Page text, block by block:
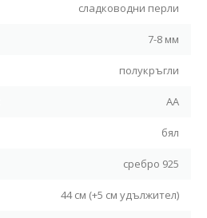
сладководни перли
7-8 мм
полукръгли
АА
бял
сребро 925
44 см (+5 см удължител)